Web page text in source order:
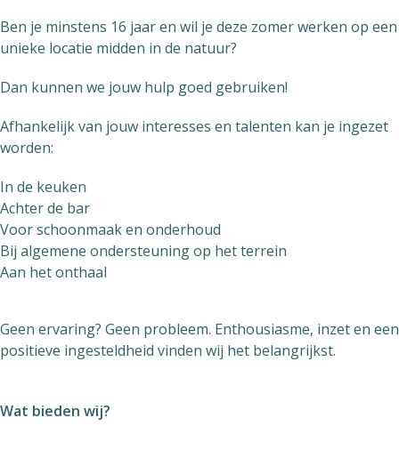
Ben je minstens 16 jaar en wil je deze zomer werken op een
unieke locatie midden in de natuur?
Dan kunnen we jouw hulp goed gebruiken!
Afhankelijk van jouw interesses en talenten kan je ingezet
worden:
In de keuken
Achter de bar
Voor schoonmaak en onderhoud
Bij algemene ondersteuning op het terrein
Aan het onthaal
Geen ervaring? Geen probleem. Enthousiasme, inzet en een
positieve ingesteldheid vinden wij het belangrijkst.
Wat bieden wij?